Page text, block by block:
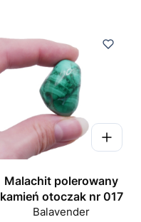
Malachit polerowany
kamień otoczak nr 017
Balavender